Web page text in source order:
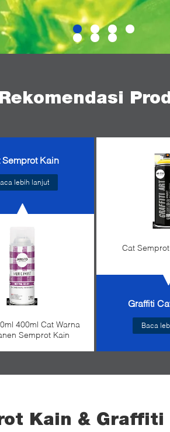
Semprot Kain
lebih lanjut
400ml Cat Warna
Semprot Kain
Cat
Graffiti
Baca
Kain & Graffiti